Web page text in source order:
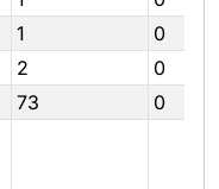
1
0
2
0
73
0